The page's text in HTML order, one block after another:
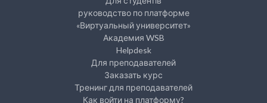
руководство по платформе
«Виртуальный университет»
Академия WSB
Helpdesk
Для преподавателей
Заказать курс
Тренинг для преподавателей
Как войти на платформу?